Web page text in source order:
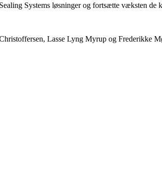
Systems løsninger og fortsætte væksten de
Lasse Lyng Myrup og Frederikke